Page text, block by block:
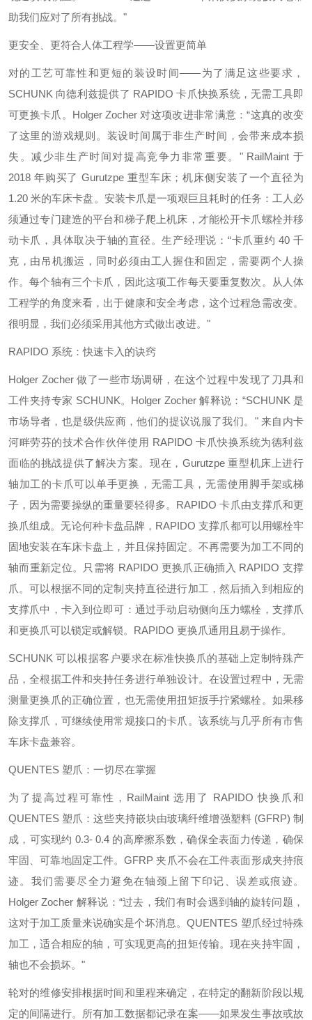
助我们应对了所有挑战。"
更安全、更符合人体工程学——设置更简单
对的工艺可靠性和更短的装设时间——为了满足这些要求，
SCHUNK 向德利兹提供了 RAPIDO 卡爪快换系统，无需工具即
可更换卡爪。Holger Zocher 对这项改进非常满意：“这真的改变
了这里的游戏规则。装设时间属于非生产时间，会带来成本损
失。减少非生产时间对提高竞争力非常重要。" RailMaint 于
2018 年购买了 Gurutzpe 重型车床；机床侧安装了一个直径为
1.20 米的车床卡盘。安装卡爪是一项艰巨且耗时的任务：工人必
须通过专门建造的平台和梯子爬上机床，才能松开卡爪螺栓并移
动卡爪，具体取决于轴的直径。生产经理说：“卡爪重约 40 千
克，由吊机搬运，同时必须由工人握住和固定，需要两个人操
作。每个轴有三个卡爪，因此这项工作每天要重复数次。从人体
工程学的角度来看，出于健康和安全考虑，这个过程急需改变。
很明显，我们必须采用其他方式做出改进。"
RAPIDO 系统：快速卡入的诀窍
Holger Zocher 做了一些市场调研，在这个过程中发现了刀具和
工件夹持专家 SCHUNK。Holger Zocher 解释说：“SCHUNK 是
市场导者，也是级供应商，他们的提议说服了我们。" 来自内卡
河畔劳芬的技术合作伙伴使用 RAPIDO 卡爪快换系统为德利兹
面临的挑战提供了解决方案。现在，Gurutzpe 重型机床上进行
轴加工的卡爪可以单手更换，无需工具，无需使用脚手架或梯
子，因为需要操纵的重量要轻得多。RAPIDO 卡爪由支撑爪和更
换爪组成。无论何种卡盘品牌，RAPIDO 支撑爪都可以用螺栓牢
固地安装在车床卡盘上，并且保持固定。不再需要为加工不同的
轴而重新定位。只需将 RAPIDO 更换爪正确插入 RAPIDO 支撑
爪。可以根据不同的定制夹持直径进行加工，然后插入到相应的
支撑爪中，卡入到位即可：通过手动启动侧向压力螺栓，支撑爪
和更换爪可以锁定或解锁。RAPIDO 更换爪通用且易于操作。
SCHUNK 可以根据客户要求在标准快换爪的基础上定制特殊产
品，全根据工件和夹持任务进行单独设计。在设置过程中，无需
测量更换爪的正确位置，也无需使用扭矩扳手拧紧螺栓。如果移
除支撑爪，可继续使用常规接口的卡爪。该系统与几乎所有市售
车床卡盘兼容。
QUENTES 塑爪：一切尽在掌握
为了提高过程可靠性，RailMaint 选用了 RAPIDO 快换爪和
QUENTES 塑爪：这些夹持嵌块由玻璃纤维增强塑料 (GFRP) 制
成，可实现约 0.3- 0.4 的高摩擦系数，确保全表面力传递，确保
牢固、可靠地固定工件。GFRP 夹爪不会在工件表面形成夹持痕
迹。我们需要尽全力避免在轴颈上留下印记、误差或痕迹。
Holger Zocher 解释说：“过去，我们有时会遇到轴的旋转问题，
这对于加工质量来说确实是个坏消息。QUENTES 塑爪经过特殊
加工，适合相应的轴，可实现更高的扭矩传输。现在夹持牢固，
轴也不会损坏。"
轮对的维修安排根据时间和里程来确定，在特定的翻新阶段以规
定的间隔进行。所有加工数据都记录在案——如果发生事故或故